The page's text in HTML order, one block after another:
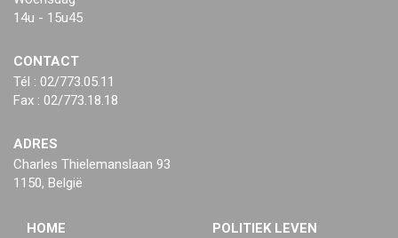
14u - 15u45
CONTACT
Tél : 02/773.05.11
Fax : 02/773.18.18
ADRES
Charles Thielemanslaan 93
1150, België
HOME
POLITIEK LEVEN